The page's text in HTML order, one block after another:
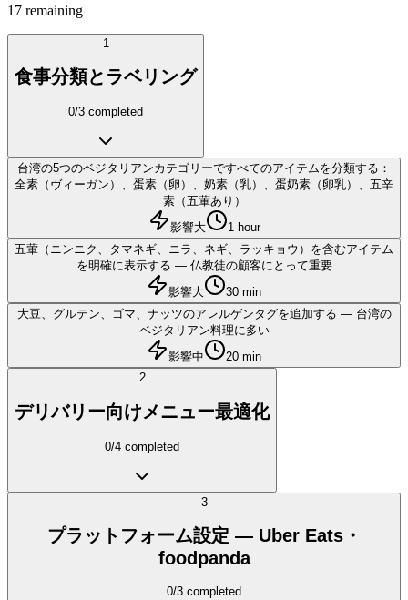
17 remaining
1
食事分類とラベリング
0/3 completed
台湾の5つのベジタリアンカテゴリーですべてのアイテムを分類する：
全素（ヴィーガン）、蛋素（卵）、奶素（乳）、蛋奶素（卵乳）、五辛
素（五葷あり）
影響大
1 hour
五葷（ニンニク、タマネギ、ニラ、ネギ、ラッキョウ）を含むアイテム
を明確に表示する — 仏教徒の顧客にとって重要
影響大
30 min
大豆、グルテン、ゴマ、ナッツのアレルゲンタグを追加する — 台湾の
ベジタリアン料理に多い
影響中
20 min
2
デリバリー向けメニュー最適化
0/4 completed
3
プラットフォーム設定 — Uber Eats・
foodpanda
0/3 completed